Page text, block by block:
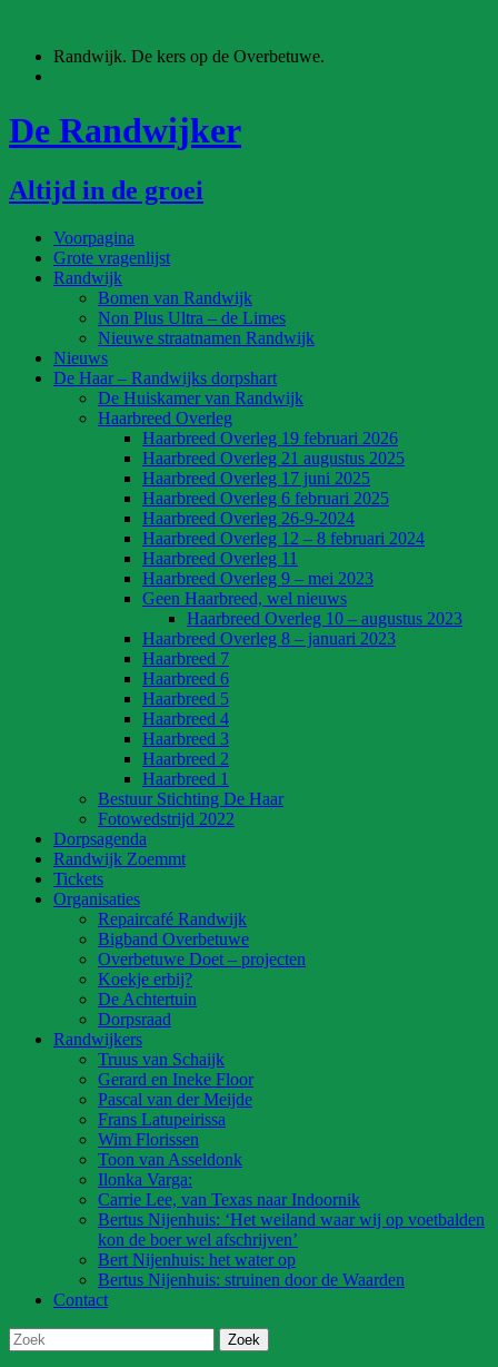
inhoud
Randwijk. De kers op de Overbetuwe.
De Randwijker
Altijd in de groei
Voorpagina
Grote vragenlijst
Randwijk
Bomen van Randwijk
Non Plus Ultra – de Limes
Nieuwe straatnamen Randwijk
Nieuws
De Haar – Randwijks dorpshart
De Huiskamer van Randwijk
Haarbreed Overleg
Haarbreed Overleg 19 februari 2026
Haarbreed Overleg 21 augustus 2025
Haarbreed Overleg 17 juni 2025
Haarbreed Overleg 6 februari 2025
Haarbreed Overleg 26-9-2024
Haarbreed Overleg 12 – 8 februari 2024
Haarbreed Overleg 11
Haarbreed Overleg 9 – mei 2023
Geen Haarbreed, wel nieuws
Haarbreed Overleg 10 – augustus 2023
Haarbreed Overleg 8 – januari 2023
Haarbreed 7
Haarbreed 6
Haarbreed 5
Haarbreed 4
Haarbreed 3
Haarbreed 2
Haarbreed 1
Bestuur Stichting De Haar
Fotowedstrijd 2022
Dorpsagenda
Randwijk Zoemmt
Tickets
Organisaties
Repaircafé Randwijk
Bigband Overbetuwe
Overbetuwe Doet – projecten
Koekje erbij?
De Achtertuin
Dorpsraad
Randwijkers
Truus van Schaijk
Gerard en Ineke Floor
Pascal van der Meijde
Frans Latupeirissa
Wim Florissen
Toon van Asseldonk
Ilonka Varga:
Carrie Lee, van Texas naar Indoornik
Bertus Nijenhuis: ‘Het weiland waar wij op voetbalden
kon de boer wel afschrijven’
Bert Nijenhuis: het water op
Bertus Nijenhuis: struinen door de Waarden
Contact